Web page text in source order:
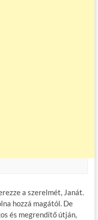
a szerelmét, Janát.
hozzá magától. De
és megrendítő útján,